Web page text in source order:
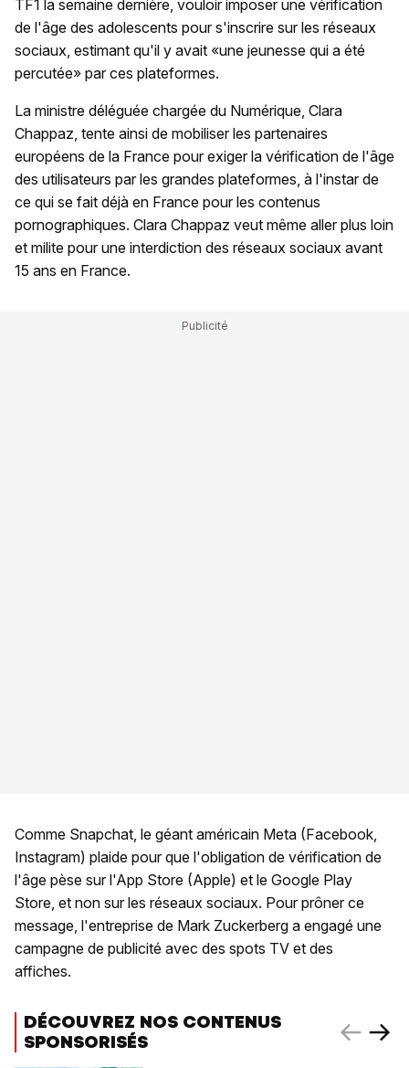
TF1 la semaine dernière, vouloir imposer une vérification
de l'âge des adolescents pour s'inscrire sur les réseaux
sociaux, estimant qu'il y avait «une jeunesse qui a été
percutée» par ces plateformes.
La ministre déléguée chargée du Numérique, Clara
Chappaz, tente ainsi de mobiliser les partenaires
européens de la France pour exiger la vérification de l'âge
des utilisateurs par les grandes plateformes, à l'instar de
ce qui se fait déjà en France pour les contenus
pornographiques. Clara Chappaz veut même aller plus loin
et milite pour une interdiction des réseaux sociaux avant
15 ans en France.
Comme Snapchat, le géant américain Meta (Facebook,
Instagram) plaide pour que l'obligation de vérification de
l'âge pèse sur l'App Store (Apple) et le Google Play
Store, et non sur les réseaux sociaux. Pour prôner ce
message, l'entreprise de Mark Zuckerberg a engagé une
campagne de publicité avec des spots TV et des
affiches.
DÉCOUVREZ NOS CONTENUS
SPONSORISÉS